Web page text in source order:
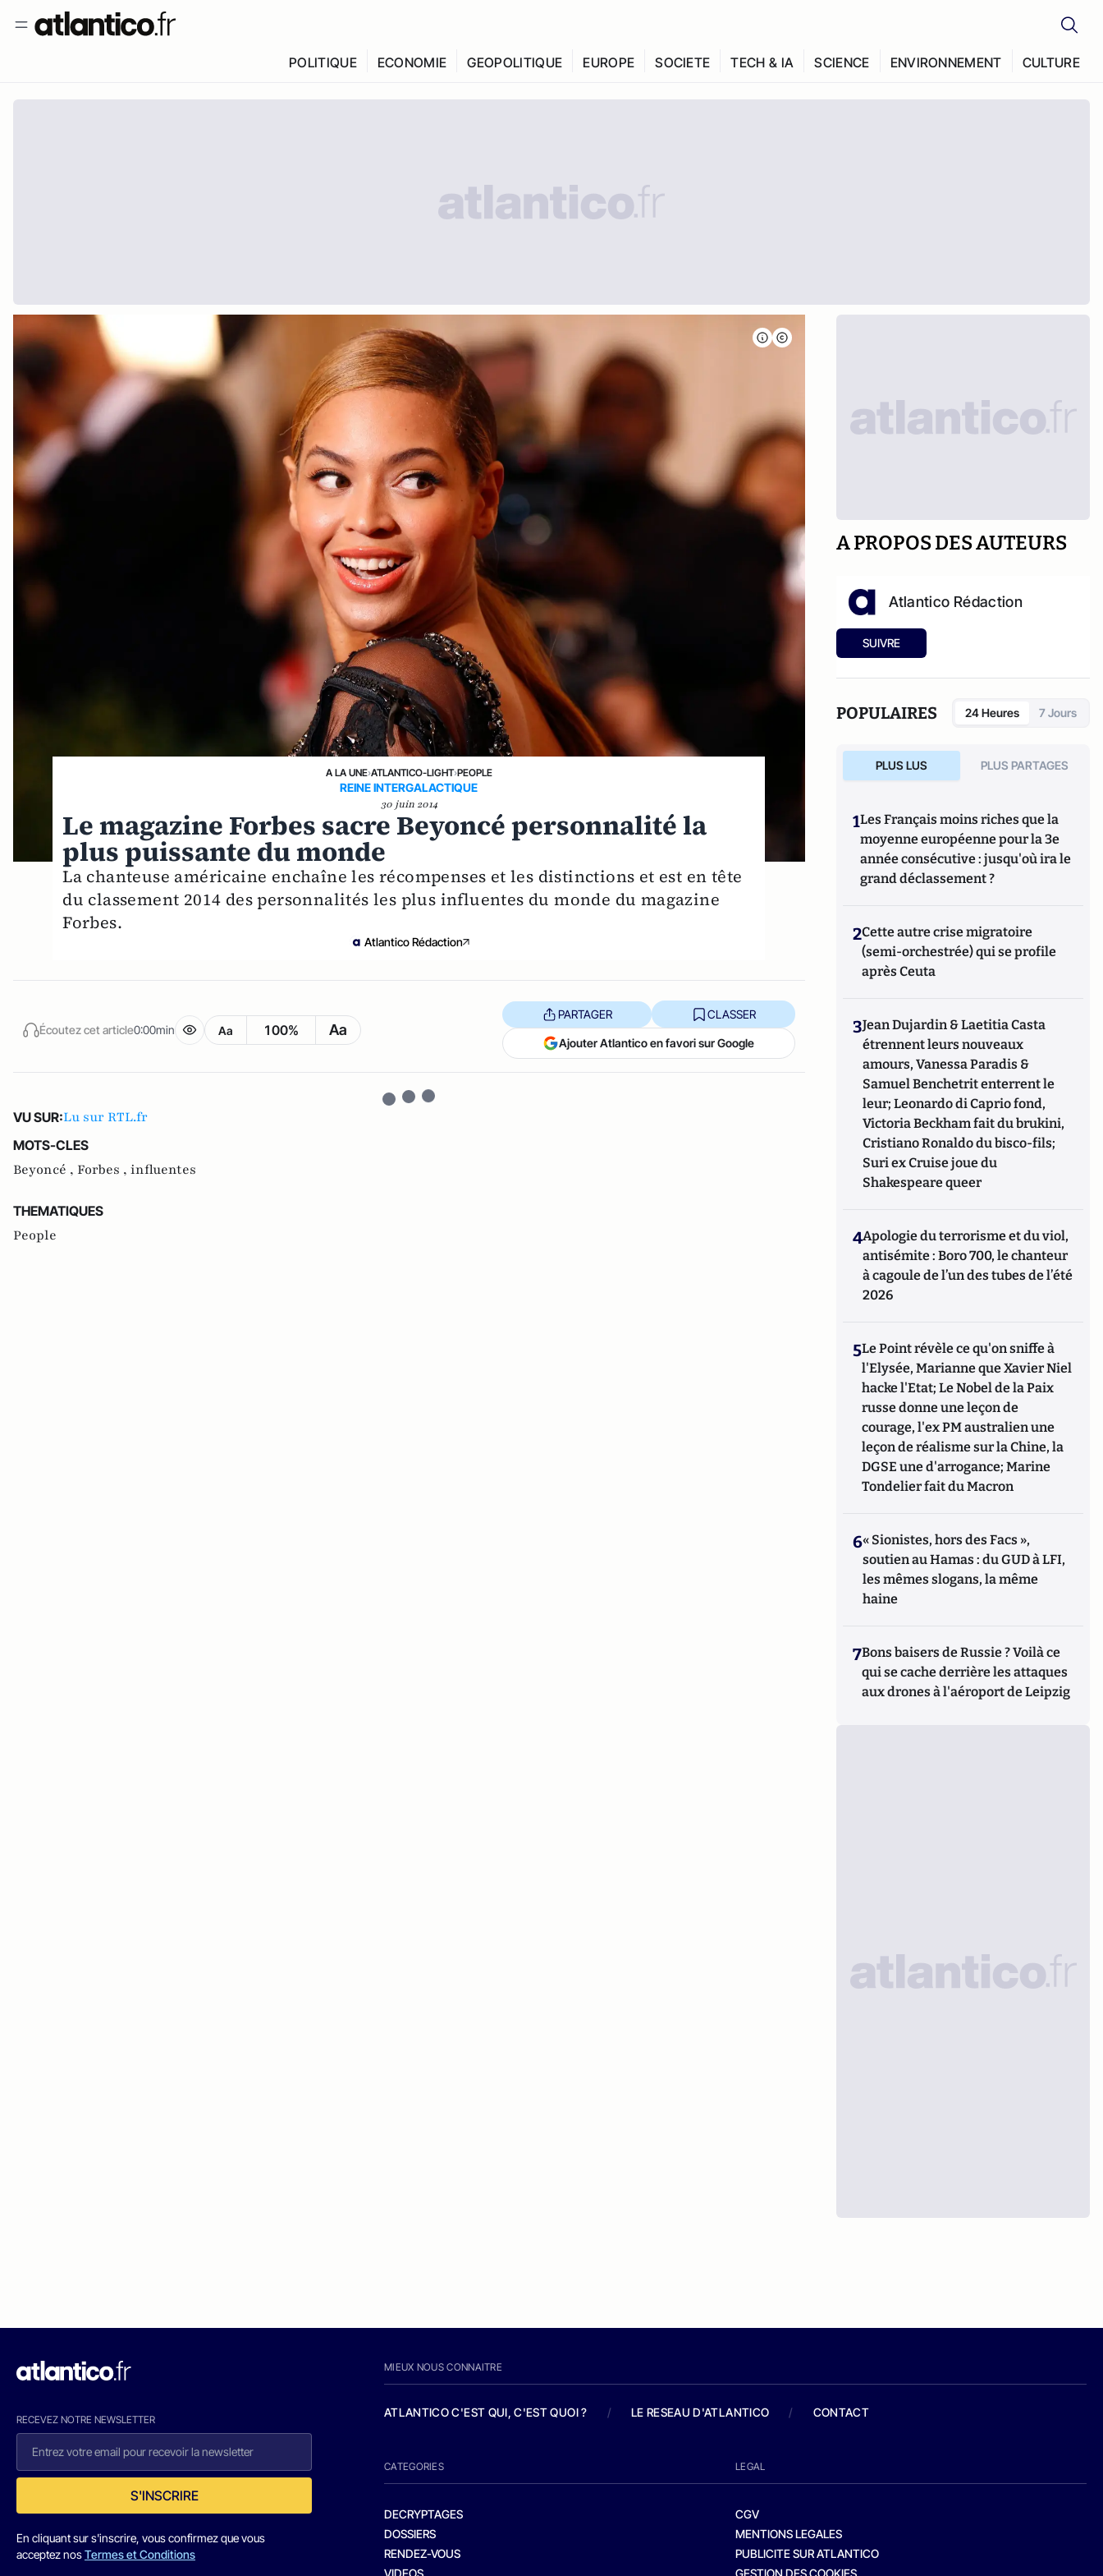
POLITIQUE ECONOMIE GEOPOLITIQUE EUROPE SOCIETE TECH & IA SCIENCE ENVIRONNEMENT CULTURE
A LA UNE›ATLANTICO-LIGHT›PEOPLE
REINE INTERGALACTIQUE
30 juin 2014
Le magazine Forbes sacre Beyoncé personnalité la
plus puissante du monde
La chanteuse américaine enchaîne les récompenses et les distinctions et est en tête
du classement 2014 des personnalités les plus influentes du monde du magazine
Forbes.
Atlantico Rédaction
Écoutez cet article0:00min Aa 100% Aa
PARTAGER CLASSER
Ajouter Atlantico en favori sur Google
VU SUR:Lu sur RTL.fr
MOTS-CLES
Beyoncé , Forbes , influentes
THEMATIQUES
People
A PROPOS DES AUTEURS
Atlantico Rédaction
SUIVRE
POPULAIRES 24 Heures 7 Jours
PLUS LUS PLUS PARTAGES
1Les Français moins riches que la
moyenne européenne pour la 3e
année consécutive : jusqu'où ira le
grand déclassement ?
2Cette autre crise migratoire
(semi-orchestrée) qui se profile
après Ceuta
3Jean Dujardin & Laetitia Casta
étrennent leurs nouveaux
amours, Vanessa Paradis &
Samuel Benchetrit enterrent le
leur; Leonardo di Caprio fond,
Victoria Beckham fait du brukini,
Cristiano Ronaldo du bisco-fils;
Suri ex Cruise joue du
Shakespeare queer
4Apologie du terrorisme et du viol,
antisémite : Boro 700, le chanteur
à cagoule de l’un des tubes de l’été
2026
5Le Point révèle ce qu'on sniffe à
l'Elysée, Marianne que Xavier Niel
hacke l'Etat; Le Nobel de la Paix
russe donne une leçon de
courage, l'ex PM australien une
leçon de réalisme sur la Chine, la
DGSE une d'arrogance; Marine
Tondelier fait du Macron
6« Sionistes, hors des Facs »,
soutien au Hamas : du GUD à LFI,
les mêmes slogans, la même
haine
7Bons baisers de Russie ? Voilà ce
qui se cache derrière les attaques
aux drones à l'aéroport de Leipzig
RECEVEZ NOTRE NEWSLETTER
S'INSCRIRE
En cliquant sur s'inscrire, vous confirmez que vous
acceptez nosTermes et Conditions
MIEUX NOUS CONNAITRE
ATLANTICO C'EST QUI, C'EST QUOI ? / LE RESEAU D'ATLANTICO / CONTACT
CATEGORIES
DECRYPTAGES
DOSSIERS
RENDEZ-VOUS
VIDEOS
LEGAL
CGV
MENTIONS LEGALES
PUBLICITE SUR ATLANTICO
GESTION DES COOKIES